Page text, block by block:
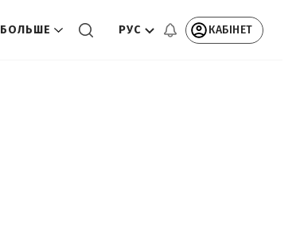
БОЛЬШЕ РУС КАБІНЕТ